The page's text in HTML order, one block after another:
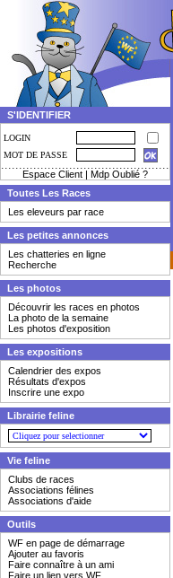
S'IDENTIFIER
LOGIN
MOT DE PASSE
Espace Client | Mdp Oublié ?
Toutes Les Races
Les eleveurs par race
Les petites annonces
Les chatteries en ligne
Recherche
Les photos
Découvrir les races en photos
La photo de la semaine
Les photos d'exposition
Les expositions
Calendrier des expos
Résultats d'expos
Inscrire une expo
Librairie feline
Vie feline
Clubs de races
Associations félines
Associations d'aide
Outils
WF en page de démarrage
Ajouter au favoris
Faire connaître à un ami
Faire un lien vers WF